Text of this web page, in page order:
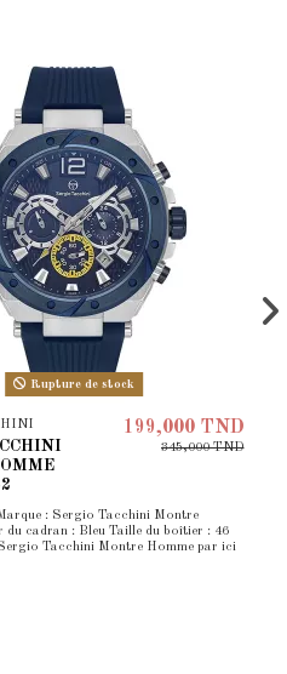
Rupture de stock
199,000 TND
345,000 TND
: Sergio Tacchini Montre
du cadran : Bleu Taille du boîtier : 46
Tacchini Montre Homme par ici